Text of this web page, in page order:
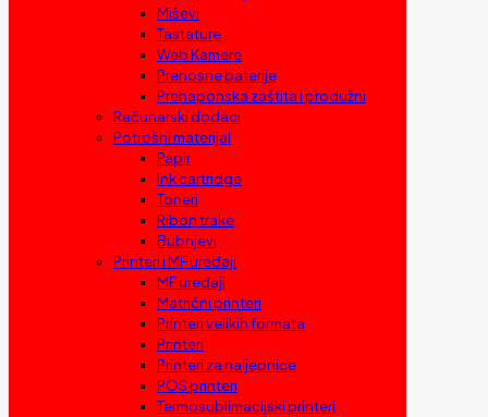
Miševi
Tastature
Web Kamere
Prenosne baterije
Prenaponska zaštita i produžni
Računarski dodaci
Potrošni materijal
Papir
Ink cartridge
Toneri
Ribon trake
Bubnjevi
Printeri i MF uređaji
MF uređaji
Matrični printeri
Printeri velikih formata
Printeri
Printeri za naljepnice
POS printeri
Termosublimacijski printeri